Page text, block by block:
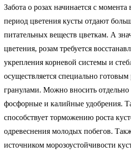
Забота о розах начинается с
период цветения кусты отдают
питательных веществ цветкам. А
цветения, розам требуется
укрепления корневой системы и
осуществляется специально
гранулами. Можно вносить
фосфорные и калийные удобрения.
способствует торможению роста
одревеснения молодых побегов.
источником морозоустойчивости